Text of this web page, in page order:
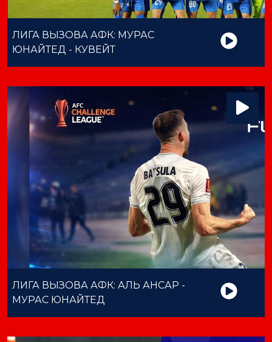
ЛИГА ВЫЗОВА АФК: МУРАС
ЮНАЙТЕД - КУВЕЙТ
ЛИГА ВЫЗОВА АФК: АЛЬ АНСАР -
МУРАС ЮНАЙТЕД